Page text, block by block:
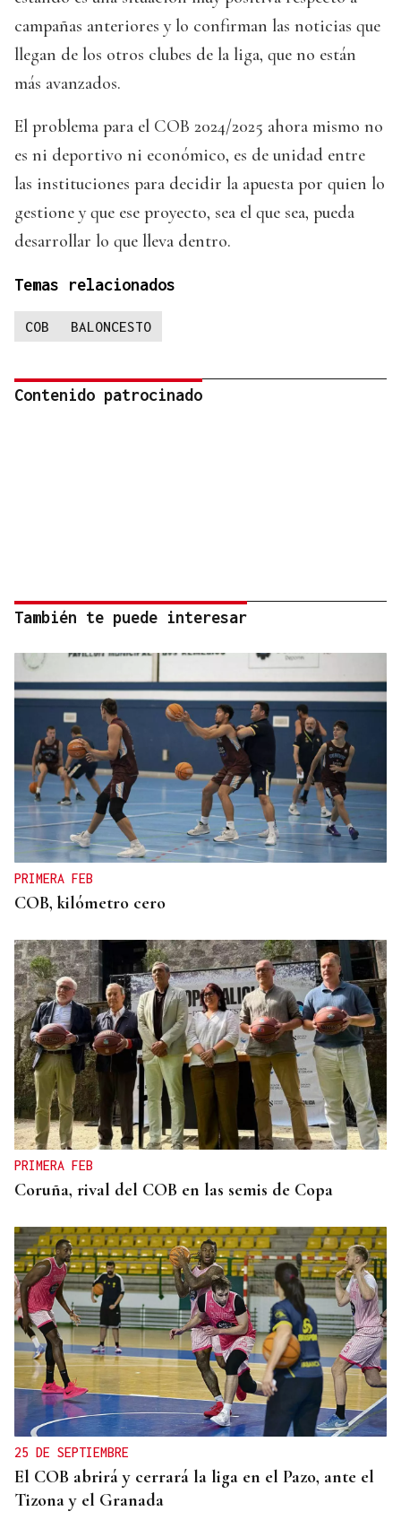
campañas anteriores y lo confirman las noticias que
llegan de los otros clubes de la liga, que no están
más avanzados.
El problema para el COB 2024/2025 ahora mismo no
es ni deportivo ni económico, es de unidad entre
las instituciones para decidir la apuesta por quien lo
gestione y que ese proyecto, sea el que sea, pueda
desarrollar lo que lleva dentro.
Temas relacionados
COB BALONCESTO
Contenido patrocinado
También te puede interesar
PRIMERA FEB
COB, kilómetro cero
PRIMERA FEB
Coruña, rival del COB en las semis de Copa
25 DE SEPTIEMBRE
El COB abrirá y cerrará la liga en el Pazo, ante el
Tizona y el Granada